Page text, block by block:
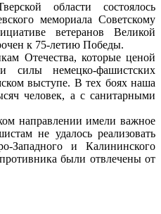
области состоялось
мемориала Советскому
ветеранов Великой
к 75-летию Победы.
Отечества, которые ценой
силы немецко-фашистских
выступе. В тех боях наша
человек, а с санитарными
направлении имели важное
не удалось реализовать
Западного и Калининского
были отвлечены от